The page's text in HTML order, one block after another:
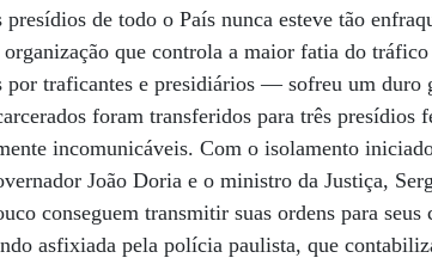
presídios de todo o País nunca esteve tão
organização que controla a maior fatia do
por traficantes e presidiários — sofreu um duro
foram transferidos para três presídios
incomunicáveis. Com o isolamento
João Doria e o ministro da Justiça,
conseguem transmitir suas ordens para seus
asfixiada pela polícia paulista, que